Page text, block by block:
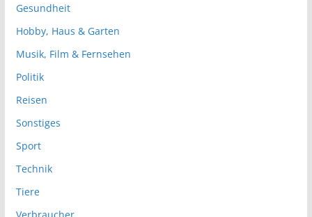
Gesundheit
Hobby, Haus & Garten
Musik, Film & Fernsehen
Politik
Reisen
Sonstiges
Sport
Technik
Tiere